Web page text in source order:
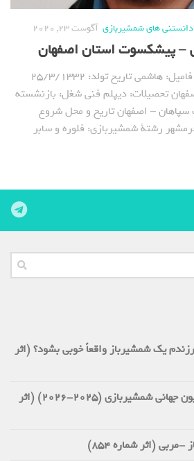
های شمشیربازی آگوست 23, 2020
پیشکسوت استان اصفهان
نام: حمیدرضا نام فامیل: هاشمی تاریخ تولد: 25/3/1332
تحصیلات: دیپلم فنی شغل: بازنشسته
– اصفهان تاریخ و محل شروع
یک شمشیرباز واقعاً خوبی بشود؟ (اثر
قوانین تکنیکی فدراسیون جهانی شمشیربازی (2025-2026) (اثر
(اثر شماره 854)